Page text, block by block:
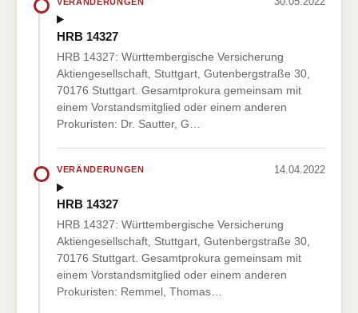
HRB 14327
HRB 14327: Württembergische Versicherung
Aktiengesellschaft, Stuttgart, Gutenbergstraße 30,
70176 Stuttgart. Gesamtprokura gemeinsam mit
einem Vorstandsmitglied oder einem anderen
Prokuristen: Dr. Sautter, G…
VERÄNDERUNGEN 14.04.2022
HRB 14327
HRB 14327: Württembergische Versicherung
Aktiengesellschaft, Stuttgart, Gutenbergstraße 30,
70176 Stuttgart. Gesamtprokura gemeinsam mit
einem Vorstandsmitglied oder einem anderen
Prokuristen: Remmel, Thomas…